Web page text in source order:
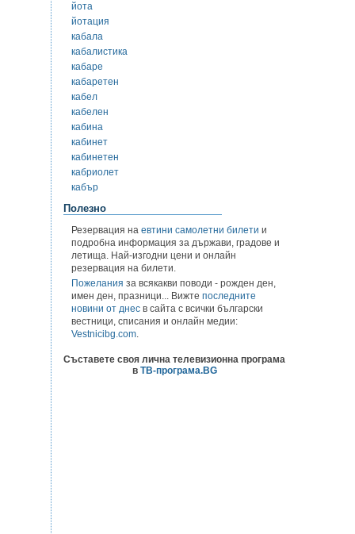
йота
йотация
кабала
кабалистика
кабаре
кабаретен
кабел
кабелен
кабина
кабинет
кабинетен
кабриолет
кабър
Полезно
Резервация на евтини самолетни билети и
подробна информация за държави, градове и
летища. Най-изгодни цени и онлайн
резервация на билети.
Пожелания за всякакви поводи - рожден ден,
имен ден, празници... Вижте последните
новини от днес в сайта с всички български
вестници, списания и онлайн медии:
Vestnicibg.com.
Съставете своя лична телевизионна програма
в ТВ-програма.BG